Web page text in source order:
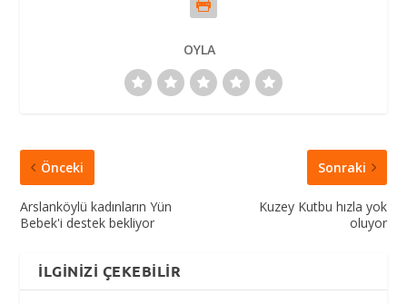
OYLA
Önceki
Arslanköylü kadınların Yün
Bebek'i destek bekliyor
Sonraki
Kuzey Kutbu hızla yok
oluyor
İLGINIZI ÇEKEBILIR